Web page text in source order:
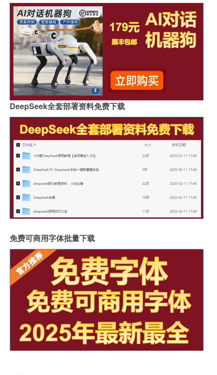
DeepSeek全套部署资料免费下载
免费可商用字体批量下载